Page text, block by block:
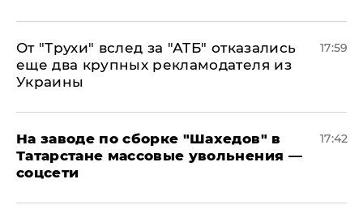
От "Трухи" вслед за "АТБ" отказались
еще два крупных рекламодателя из
Украины
17:59
На заводе по сборке "Шахедов" в
Татарстане массовые увольнения —
соцсети
17:42